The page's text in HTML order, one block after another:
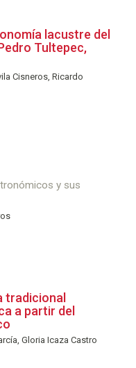
lacustre del
Tultepec,
Cisneros, Ricardo
y sus
tradicional
a partir del
Gloria Icaza Castro